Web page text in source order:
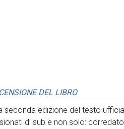
DEL LIBRO
seconda edizione del testo
di sub e non solo: